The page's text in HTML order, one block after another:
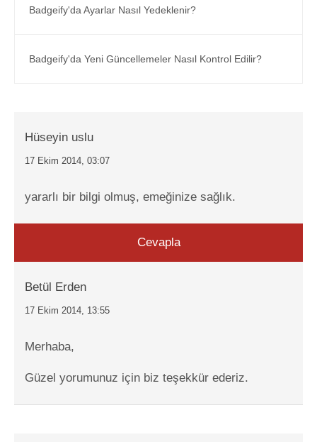
Badgeify'da Ayarlar Nasıl Yedeklenir?
Badgeify'da Yeni Güncellemeler Nasıl Kontrol Edilir?
Hüseyin uslu
17 Ekim 2014, 03:07
yararlı bir bilgi olmuş, emeğinize sağlık.
Cevapla
Betül Erden
17 Ekim 2014, 13:55
Merhaba,
Güzel yorumunuz için biz teşekkür ederiz.